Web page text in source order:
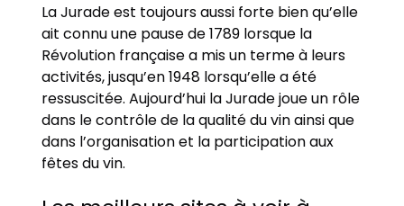
La Jurade est toujours aussi forte bien qu’elle
ait connu une pause de 1789 lorsque la
Révolution française a mis un terme à leurs
activités, jusqu’en 1948 lorsqu’elle a été
ressuscitée. Aujourd’hui la Jurade joue un rôle
dans le contrôle de la qualité du vin ainsi que
dans l’organisation et la participation aux
fêtes du vin.